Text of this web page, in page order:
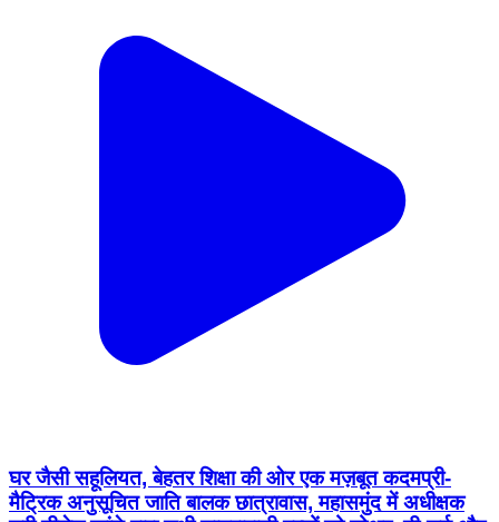
घर जैसी सहूलियत, बेहतर शिक्षा की ओर एक मज़बूत कदम ​प्री-
मैट्रिक अनुसूचित जाति बालक छात्रावास, महासमुंद में अधीक्षक